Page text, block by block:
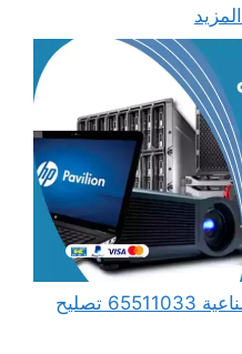
مهندس كمبيوتر العارضية الصناعية 65511033 تصليح